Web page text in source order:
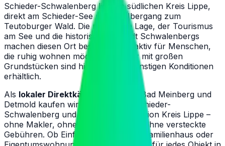
Schieder-Schwalenberg liegt im südlichen Kreis Lippe,
direkt am Schieder-See und im Übergang zum
Teutoburger Wald. Die naturnahe Lage, der Tourismus
am See und die historische Altstadt Schwalenbergs
machen diesen Ort besonders attraktiv für Menschen,
die ruhig wohnen möchten. Häuser mit großen
Grundstücken sind hier noch zu günstigen Konditionen
erhältlich.
Als lokaler Direktkäufer
aus Horn-Bad Meinberg und
Detmold kaufen wir Immobilien in
Schieder-
Schwalenberg und der gesamten Region Kreis Lippe –
ohne Makler, ohne Wartezeiten und ohne versteckte
Gebühren. Ob Einfamilienhaus, Mehrfamilienhaus oder